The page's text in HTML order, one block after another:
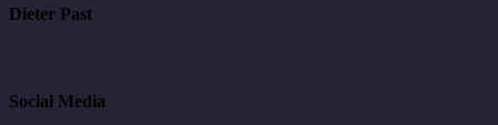
Dieter Past
Social Media